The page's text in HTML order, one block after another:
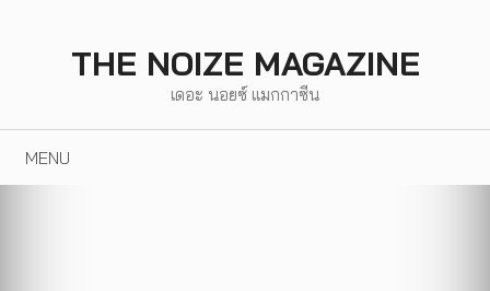
THE NOIZE MAGAZINE
เดอะ นอยซ์ แมกกาซีน
MENU